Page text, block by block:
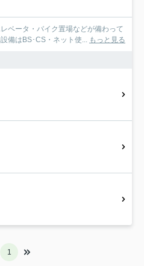
ベータ・バイク置場などが備わって
備はBS･CS・ネット使...
もっと見る
1